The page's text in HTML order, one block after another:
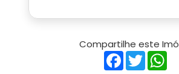
Compartilhe este
Facebook
Twitter